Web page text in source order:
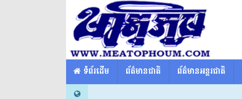
​​ ទំព័រដើម ព័ត៌មានជាតិ ព័ត៌មានអន្តរជាតិ